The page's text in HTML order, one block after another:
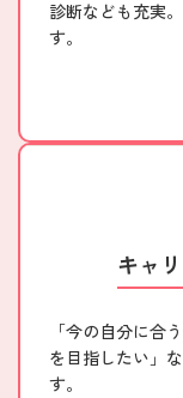
診断なども充実
す。
キャ
「今の自分に合
を目指したい」
す。